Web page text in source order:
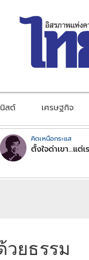
สต์ เศรษฐกิจ
คิดเหนือกระแส
ตั้งใจด่าเขา...แต่เ
วยธรรม